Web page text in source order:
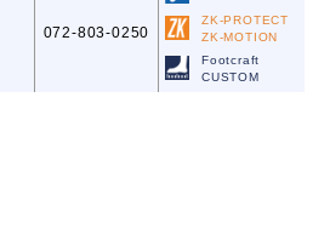
072-803-0250
ZK-PROTECT
ZK-MOTION
Footcraft
CUSTOM